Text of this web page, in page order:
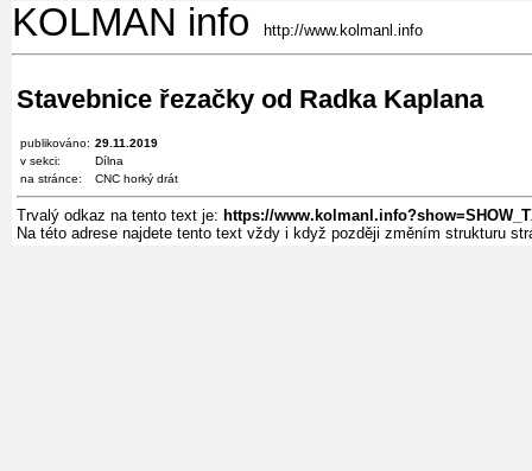
KOLMAN info http://www.kolmanl.info
Stavebnice řezačky od Radka Kaplana
publikováno: 29.11.2019
v sekci:
Dílna
na stránce:
CNC horký drát
Trvalý odkaz na tento text je: https://
Na této adrese najdete tento text vždy i když později změním strukturu